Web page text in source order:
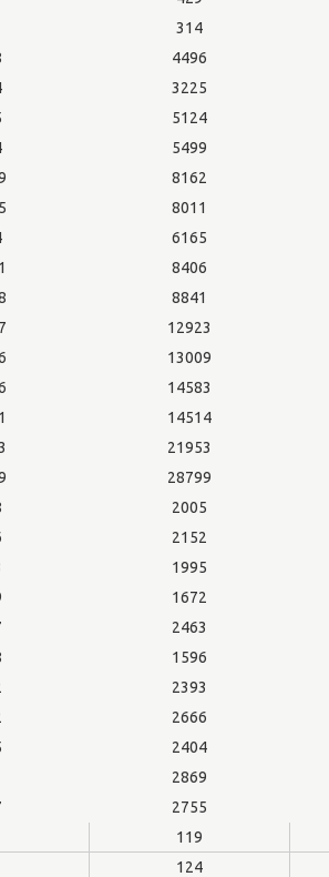
314
4496
3225
5124
5499
8162
8011
6165
8406
8841
12923
13009
14583
14514
21953
28799
2005
2152
1995
1672
2463
1596
2393
2666
2404
2869
2755
119
124